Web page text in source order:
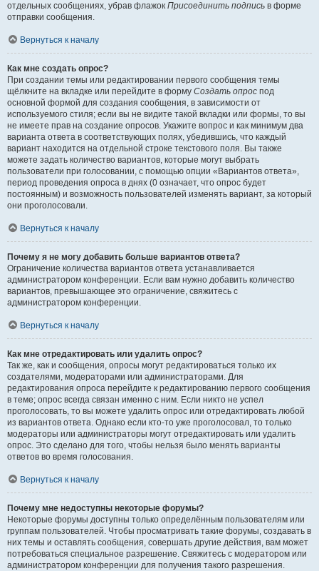
отдельных сообщениях, убрав флажок Присоединить подпись в форме
отправки сообщения.
Вернуться к началу
Как мне создать опрос?
При создании темы или редактировании первого сообщения темы
щёлкните на вкладке или перейдите в форму Создать опрос под
основной формой для создания сообщения, в зависимости от
используемого стиля; если вы не видите такой вкладки или формы, то вы
не имеете прав на создание опросов. Укажите вопрос и как минимум два
варианта ответа в соответствующих полях, убедившись, что каждый
вариант находится на отдельной строке текстового поля. Вы также
можете задать количество вариантов, которые могут выбрать
пользователи при голосовании, с помощью опции «Вариантов ответа»,
период проведения опроса в днях (0 означает, что опрос будет
постоянным) и возможность пользователей изменять вариант, за который
они проголосовали.
Вернуться к началу
Почему я не могу добавить больше вариантов ответа?
Ограничение количества вариантов ответа устанавливается
администратором конференции. Если вам нужно добавить количество
вариантов, превышающее это ограничение, свяжитесь с
администратором конференции.
Вернуться к началу
Как мне отредактировать или удалить опрос?
Так же, как и сообщения, опросы могут редактироваться только их
создателями, модераторами или администраторами. Для
редактирования опроса перейдите к редактированию первого сообщения
в теме; опрос всегда связан именно с ним. Если никто не успел
проголосовать, то вы можете удалить опрос или отредактировать любой
из вариантов ответа. Однако если кто-то уже проголосовал, то только
модераторы или администраторы могут отредактировать или удалить
опрос. Это сделано для того, чтобы нельзя было менять варианты
ответов во время голосования.
Вернуться к началу
Почему мне недоступны некоторые форумы?
Некоторые форумы доступны только определённым пользователям или
группам пользователей. Чтобы просматривать такие форумы, создавать в
них темы и оставлять сообщения, совершать другие действия, вам может
потребоваться специальное разрешение. Свяжитесь с модератором или
администратором конференции для получения такого разрешения.